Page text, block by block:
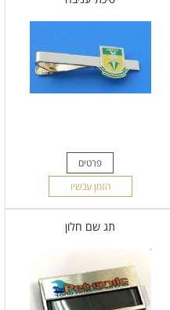
פרטים
הזמן עכשיו
תג שם חלון